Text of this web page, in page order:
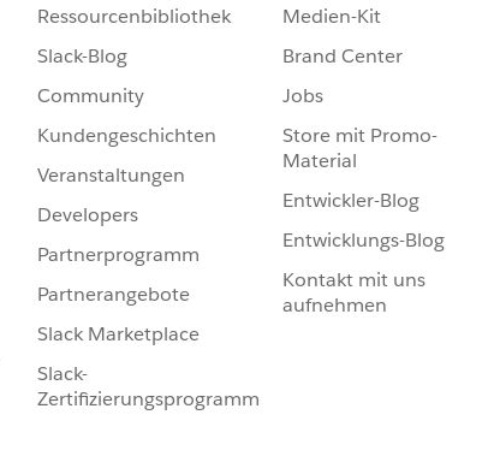
Ressourcenbibliothek
Slack-Blog
Community
Kundengeschichten
Veranstaltungen
Developers
Partnerprogramm
Partnerangebote
Slack Marketplace
Slack-
Zertifizierungsprogramm
Medien-Kit
Brand Center
Jobs
Store mit Promo-
Material
Entwickler-Blog
Entwicklungs-Blog
Kontakt mit uns
aufnehmen